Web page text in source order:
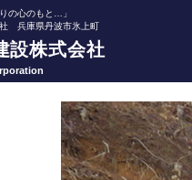
の心のもと…」
兵庫県丹波市氷上町
設株式会社